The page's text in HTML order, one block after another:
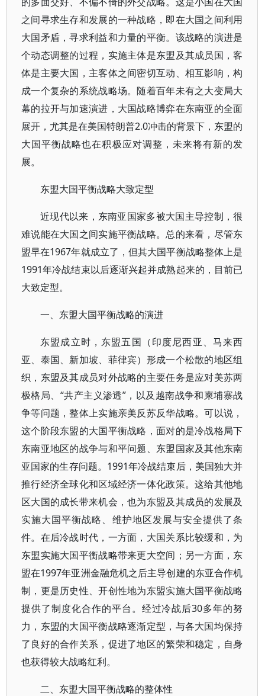
之间寻求生存和发展的一种战略，即在大国之间利用
大国矛盾，寻求利益和力量的平衡。该战略的演进是
个动态调整的过程，实施主体是东盟及其成员国，客
体是主要大国，主客体之间密切互动、相互影响，构
成一个复杂的系统战略场。随着百年未有之大变局大
幕的拉开与加速演进，大国战略博弈在东南亚的全面
展开，尤其是在美国特朗普2.0冲击的背景下，东盟的
大国平衡战略也在积极应对调整，未来将有新的发
展。
东盟大国平衡战略大致定型
近现代以来，东南亚国家多被大国主导控制，很
难说能在大国之间实施平衡战略。总的来看，尽管东
盟早在1967年就成立了，但其大国平衡战略整体上是
1991年冷战结束以后逐渐兴起并成熟起来的，目前已
大致定型。
一、东盟大国平衡战略的演进
东盟成立时，东盟五国（印度尼西亚、马来西
亚、泰国、新加坡、菲律宾）形成一个松散的地区组
织，东盟及其成员对外战略的主要任务是应对美苏两
极格局、“共产主义渗透”，以及越南战争和柬埔寨战
争等问题，整体上实施亲美反苏反华战略。可以说，
这个阶段东盟的大国平衡战略，面对的是冷战格局下
东南亚地区的战争与和平问题、东盟国家及其他东南
亚国家的生存问题。1991年冷战结束后，美国独大并
推行经济全球化和区域经济一体化政策。这给其他地
区大国的成长带来机会，也为东盟及其成员的发展及
实施大国平衡战略、维护地区发展与安全提供了条
件。在后冷战时代，一方面，大国关系比较缓和，为
东盟实施大国平衡战略带来更大空间；另一方面，东
盟在1997年亚洲金融危机之后主导创建的东亚合作机
制，更是历史性、开创性地为东盟实施大国平衡战略
提供了制度化合作的平台。经过冷战后30多年的努
力，东盟的大国平衡战略逐渐定型，与各大国均保持
了良好的合作关系，促进了地区的繁荣和稳定，自身
也获得较大战略红利。
二、东盟大国平衡战略的整体性